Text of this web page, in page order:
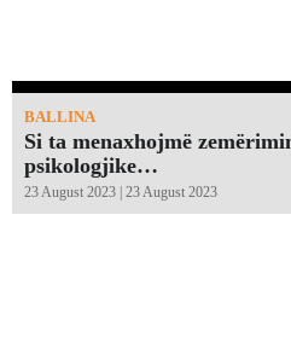
BALLINA
Si ta menaxhojmë
psikologjike…
23 August 2023 | 23 August 2023